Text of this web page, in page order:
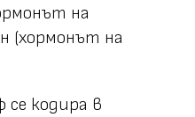
на
(хормонът на
кодира в